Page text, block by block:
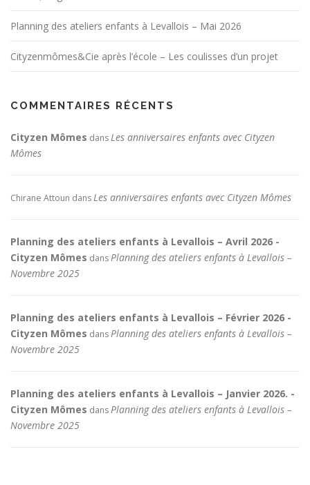
Planning des ateliers enfants à Levallois – Mai 2026
Cityzenmômes&Cie après l’école – Les coulisses d’un projet
COMMENTAIRES RÉCENTS
Cityzen Mômes dansLes anniversaires enfants avec Cityzen
Mômes
Chirane Attoun dansLes anniversaires enfants avec Cityzen Mômes
Planning des ateliers enfants à Levallois – Avril 2026 -
Cityzen Mômes dansPlanning des ateliers enfants à Levallois –
Novembre 2025
Planning des ateliers enfants à Levallois – Février 2026 -
Cityzen Mômes dansPlanning des ateliers enfants à Levallois –
Novembre 2025
Planning des ateliers enfants à Levallois – Janvier 2026. -
Cityzen Mômes dansPlanning des ateliers enfants à Levallois –
Novembre 2025